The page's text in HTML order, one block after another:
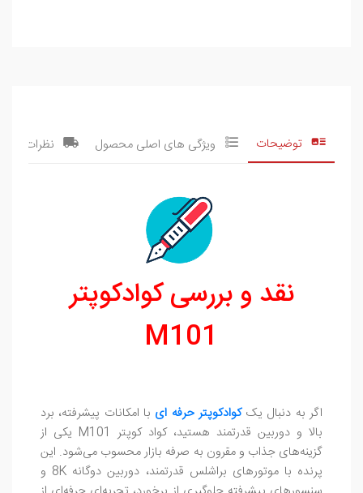
توضیحات ویژگی های اصلی محصول نظرات
نقد و بررسی کوادکوپتر
M101
اگر به دنبال یککوادکوپتر حرفه‌ ای با امکانات پیشرفته، برد
بالا و دوربین قدرتمند هستید، کواد کوپتر M101 یکی از
گزینه‌های جذاب و مقرون‌ به‌ صرفه بازار محسوب می‌شود. این
پرنده با موتورهای براشلس قدرتمند، دوربین دوگانه 8K و